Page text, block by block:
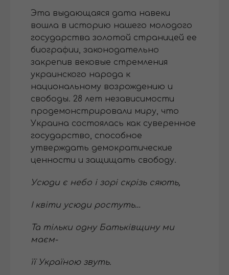
Эта выдающаяся дата навеки
вошла в историю нашего молодого
государства золотой страницей ее
биографии, законодательно
закрепив вековые стремления
украинского народа к
национальному возрождению и
свободы. 28 лет независимости
продемонстрировали миру, что
Украина состоялась как суверенное
государство, способное
утверждать демократические
ценности и защищать свободу.
Усюди є небо і зорі скрізь сяють,
І квіти усюди ростуть…
Та тільки одну Батьківщину ми
маєм-
її Україною звуть.